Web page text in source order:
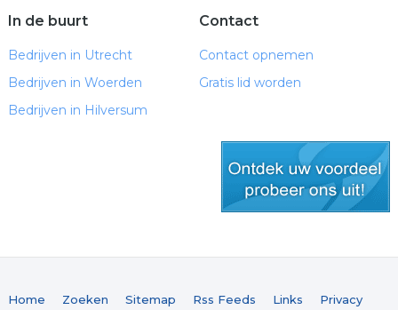
In de buurt
Bedrijven in Utrecht
Bedrijven in Woerden
Bedrijven in Hilversum
Contact
Contact opnemen
Gratis lid worden
Home Zoeken Sitemap Rss Feeds Links Privacy